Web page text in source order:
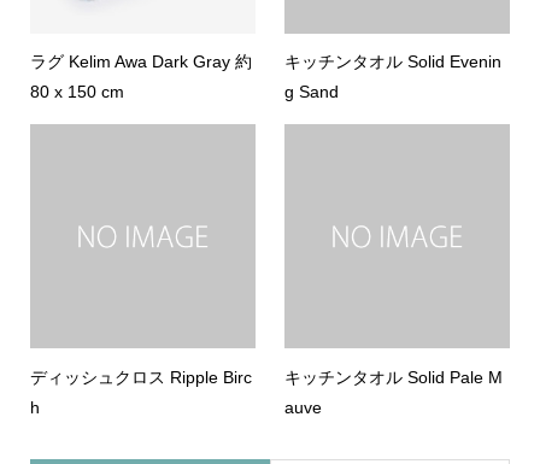
ラグ Kelim Awa Dark Gray 約
80 x 150 cm
キッチンタオル Solid Evenin
g Sand
ディッシュクロス Ripple Birc
h
キッチンタオル Solid Pale M
auve